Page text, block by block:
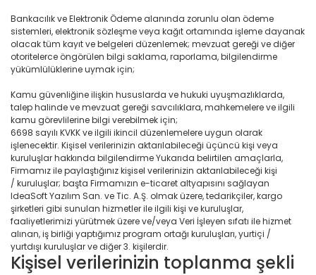
Bankacılık ve Elektronik Ödeme alanında zorunlu olan ödeme
sistemleri, elektronik sözleşme veya kağıt ortamında işleme dayanak
olacak tüm kayıt ve belgeleri düzenlemek; mevzuat gereği ve diğer
otoritelerce öngörülen bilgi saklama, raporlama, bilgilendirme
yükümlülüklerine uymak için;
Kamu güvenliğine ilişkin hususlarda ve hukuki uyuşmazlıklarda,
talep halinde ve mevzuat gereği savcılıklara, mahkemelere ve ilgili
kamu görevlilerine bilgi verebilmek için;
6698 sayılı KVKK ve ilgili ikincil düzenlemelere uygun olarak
işlenecektir. Kişisel verilerinizin aktarılabileceği üçüncü kişi veya
kuruluşlar hakkında bilgilendirme Yukarıda belirtilen amaçlarla,
Firmamız ile paylaştığınız kişisel verilerinizin aktarılabileceği kişi
/ kuruluşlar; başta Firmamızın e-ticaret altyapısını sağlayan
IdeaSoft Yazılım San. ve Tic. A.Ş. olmak üzere, tedarikçiler, kargo
şirketleri gibi sunulan hizmetler ile ilgili kişi ve kuruluşlar,
faaliyetlerimizi yürütmek üzere ve/veya Veri İşleyen sıfatı ile hizmet
alınan, iş birliği yaptığımız program ortağı kuruluşları, yurtiçi /
yurtdışı kuruluşlar ve diğer 3. kişilerdir.
Kişisel verilerinizin toplanma şekli